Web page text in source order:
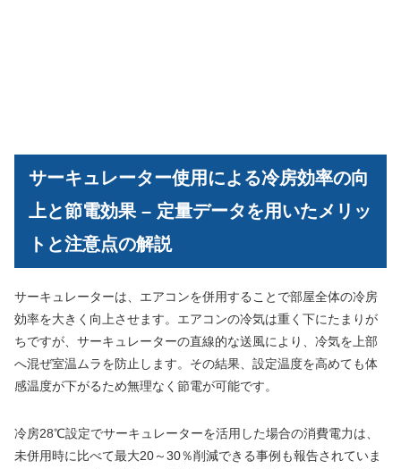
サーキュレーター使用による冷房効率の向
上と節電効果 – 定量データを用いたメリッ
トと注意点の解説
サーキュレーターは、エアコンを併用することで部屋全体の冷房
効率を大きく向上させます。エアコンの冷気は重く下にたまりが
ちですが、サーキュレーターの直線的な送風により、冷気を上部
へ混ぜ室温ムラを防止します。その結果、設定温度を高めても体
感温度が下がるため無理なく節電が可能です。
冷房28℃設定でサーキュレーターを活用した場合の消費電力は、
未併用時に比べて最大20～30％削減できる事例も報告されていま